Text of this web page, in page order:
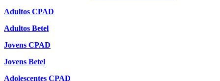
Adultos CPAD
Adultos Betel
Jovens CPAD
Jovens Betel
Adolescentes CPAD